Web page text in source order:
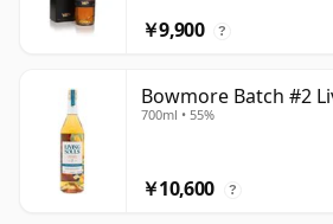
￥9,900 ?
Bowmore Batch #2
700ml • 55%
￥10,600 ?